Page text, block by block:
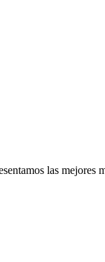
las mejores